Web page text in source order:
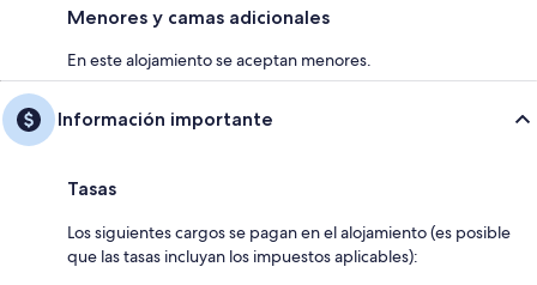
Menores y camas adicionales
En este alojamiento se aceptan menores.
Información importante
Tasas
Los siguientes cargos se pagan en el alojamiento (es posible
que las tasas incluyan los impuestos aplicables):